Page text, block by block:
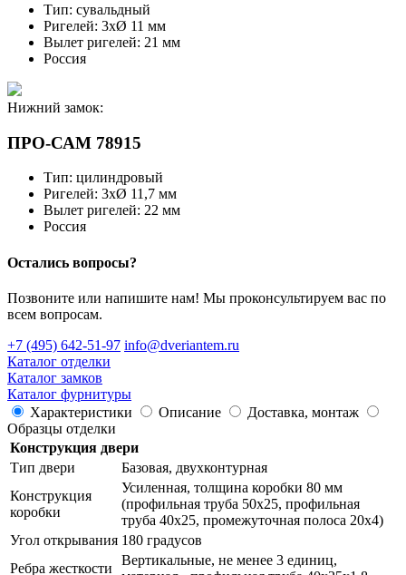
Тип: сувальдный
Ригелей: 3хØ 11 мм
Вылет ригелей: 21 мм
Россия
Нижний замок:
ПРО-САМ 78915
Тип: цилиндровый
Ригелей: 3хØ 11,7 мм
Вылет ригелей: 22 мм
Россия
Осталиcь вопросы?
Позвоните или напишите нам! Мы проконсультируем вас по
всем вопросам.
+7 (495) 642-51-97 info@dveriantem.ru
Каталог отделки
Каталог замков
Каталог фурнитуры
Характеристики
Описание
Доставка, монтаж
Образцы отделки
Конструкция двери
Тип двери
Базовая, двухконтурная
Конструкция
коробки
Усиленная, толщина коробки 80 мм
(профильная труба 50х25, профильная
труба 40х25, промежуточная полоса 20х4)
Угол открывания 180 градусов
Ребра жесткости
Вертикальные, не менее 3 единиц,